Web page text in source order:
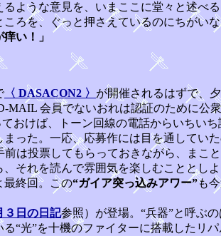
ような意見を、いまここに堂々と述べ
ろを、ぐっと押さえているのにちが
い！」
〈 DASACON2 〉 が開催されるはずで、
会員でないおれは認証のために公
おけば、トーン回線の電話からいちい
まった。一応、応募作には目を通してい
前は投票してもらっておきながら、まこ
それを読んで雰囲気を楽しむこととしよ
最終回。この“ガイア突っ込みアワー”も
３日の日記参照）が登場。“兵器”と呼ぶの
“光”を十機のファイターに搭載した